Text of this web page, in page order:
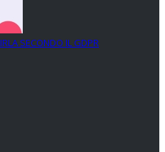
SECONDO IL GDPR